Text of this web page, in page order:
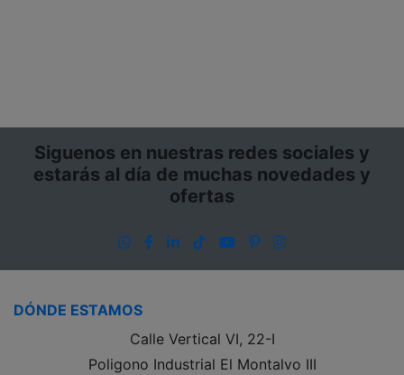
Siguenos en nuestras redes sociales y
estarás al día de muchas novedades y
ofertas
WhatsApp
Facebook
LinkedIn
TikTokYouTube
PinterestInstagram
DÓNDE ESTAMOS
Calle Vertical VI, 22-I
Poligono Industrial El Montalvo III